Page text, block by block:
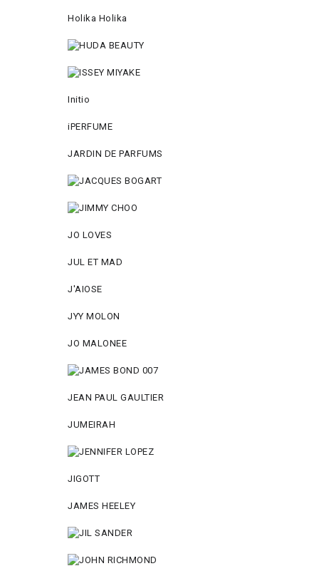
Holika Holika
Initio
iPERFUME
JARDIN DE PARFUMS
JO LOVES
JUL ET MAD
J'AIOSE
JYY МОLON
JO MАLОNEE
JEAN PAUL GAULTIER
JUMEIRAH
JIGOTT
JAMES HEELEY